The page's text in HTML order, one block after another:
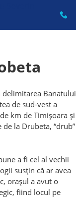
delimitarea Banatului
de sud-vest a
km de Timișoara și
la Drubeta, “drub”
a fi cel al vechii
susțin că ar avea
orașul a avut o
fiind locul pe